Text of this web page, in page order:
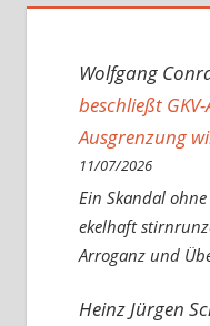
Wolfgang
beschließt
Ausgrenzung
11/07/2026
Ein Skandal
ekelhaft
Arroganz und
Heinz Jürgen